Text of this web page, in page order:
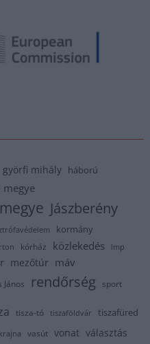
györfi mihály háború
megye
Jászberény
kormány
kórház közlekedés lmp
mezőtúr máv
János rendőrség sport
tisza-tó tiszaföldvár tiszafüred
vasút vonat választás